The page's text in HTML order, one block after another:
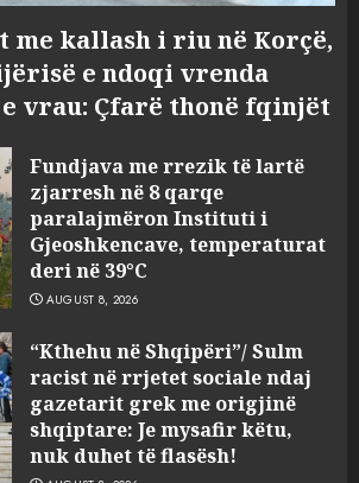
me kallash i riu në Korçë,
e ndoqi vrenda
vrau: Çfarë thonë fqinjët
Fundjava me rrezik të lartë
zjarresh në 8 qarqe
paralajmëron Instituti i
Gjeoshkencave, temperaturat
deri në 39°C
AUGUST 8, 2026
“Kthehu në Shqipëri”/ Sulm
racist në rrjetet sociale ndaj
gazetarit grek me origjinë
shqiptare: Je mysafir këtu,
nuk duhet të flasësh!